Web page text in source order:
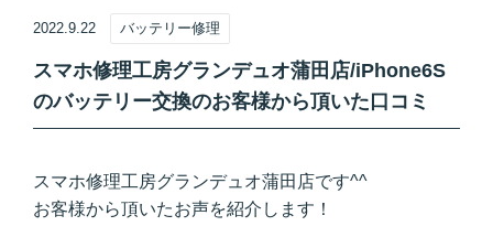
2022.9.22 バッテリー修理
スマホ修理工房グランデュオ蒲田店/iPhone6S
のバッテリー交換のお客様から頂いた口コミ
スマホ修理工房グランデュオ蒲田店です^^
お客様から頂いたお声を紹介します！